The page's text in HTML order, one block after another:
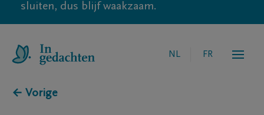
sluiten, dus blijf waakzaam.
NL FR
← Vorige